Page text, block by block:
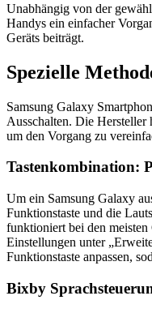
Unabhängig von der
Handys ein einfacher
Geräts beiträgt.
Spezielle
Samsung Galaxy
Ausschalten. Die Hersteller
um den Vorgang zu
Tastenkombination:
Um ein Samsung Galaxy
Funktionstaste und die
funktioniert bei den
Einstellungen unter
Funktionstaste anpassen,
Bixby